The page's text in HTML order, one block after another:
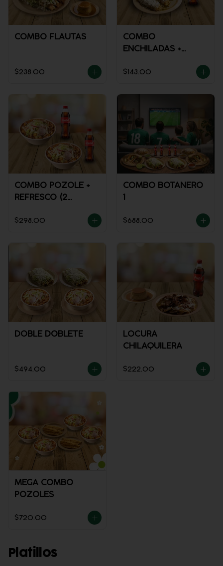
COMBO FLAUTAS
$238.00
COMBO
ENCHILADAS +
$143.00
COMBO POZOLE +
REFRESCO (2
$298.00
COMBO BOTANERO
1
$688.00
DOBLE DOBLETE
$494.00
LOCURA
CHILAQUILERA
$222.00
MEGA COMBO
POZOLES
$720.00
Platillos